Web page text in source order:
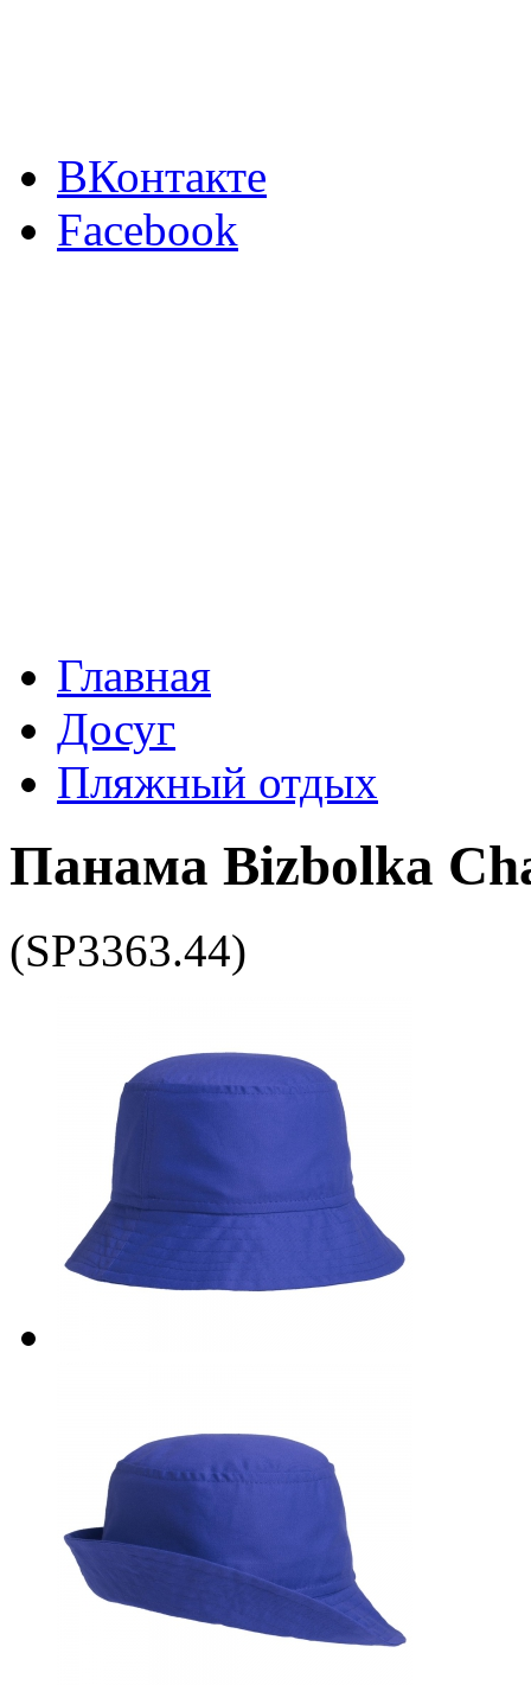
ВКонтакте
Facebook
Главная
Досуг
Пляжный отдых
Панама Bizbolka
(SP3363.44)